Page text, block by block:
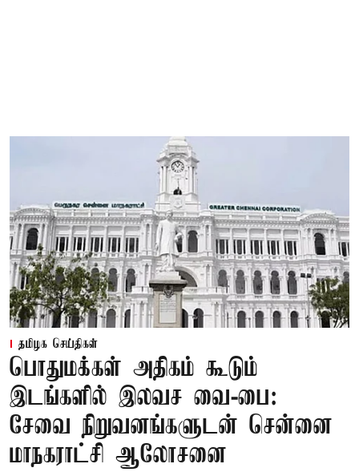
தமிழக செய்திகள்
பொதுமக்கள் அதிகம் கூடும்
இடங்களில் இலவச வை-பை:
சேவை நிறுவனங்களுடன் சென்னை
மாநகராட்சி ஆலோசனை